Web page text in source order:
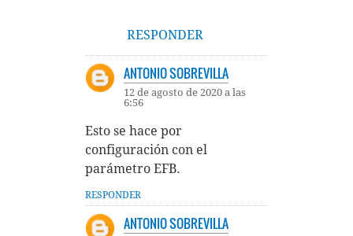
RESPONDER
ANTONIO SOBREVILLA
12 de agosto de 2020 a las
6:56
Esto se hace por
configuración con el
parámetro EFB.
RESPONDER
ANTONIO SOBREVILLA